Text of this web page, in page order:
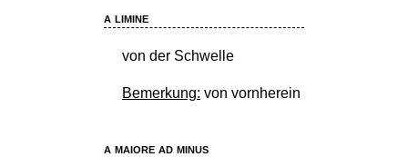
a limine
von der Schwelle
Bemerkung: von vornherein
a maiore ad minus